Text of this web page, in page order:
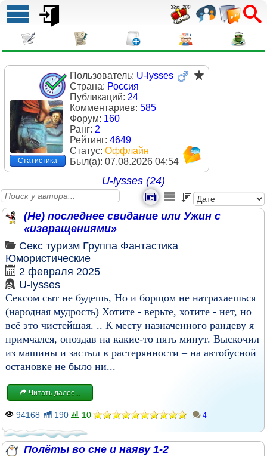
Статистика
Пользователь: U-lysses
Страна: Россия
Публикаций: 24
Комментариев: 585
Форум: 160
Ранг: 2
Рейтинг: 4649
Статус: Оффлайн
Был(a): 07.08.2026 04:54
U-lysses (24)
(Не) последнее свидание или Ужин с
«извращениями»
Секс туризм Группа Фантастика
Юмористические
2 февраля 2025
U-lysses
Сексом сыт не будешь, Но и борщом не натрахаешься
(народная мудрость) Хотите - верьте, хотите - нет, но
всё это чистейшая. .. К месту назначенного рандеву я
примчался, опоздав на какие-то пять минут. Выскочил
из машины и застыл в растерянности – на автобусной
остановке не было ни...
Читать далее...
94168 190 10 4
Полёты во сне и наяву 1-2